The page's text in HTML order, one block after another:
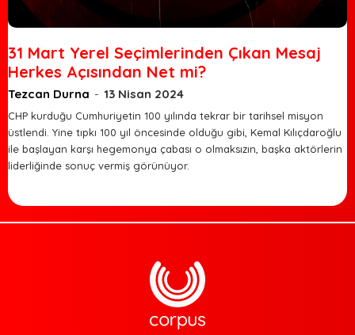
31 Mart Yerel Seçimlerinden Çıkan Mesaj
Herkes Açısından Net mi?
Tezcan Durna - 13 Nisan 2024
CHP kurduğu Cumhuriyetin 100 yılında tekrar bir tarihsel misyon
üstlendi. Yine tıpkı 100 yıl öncesinde olduğu gibi, Kemal Kılıçdaroğlu
ile başlayan karşı hegemonya çabası o olmaksızın, başka aktörlerin
liderliğinde sonuç vermiş görünüyor.